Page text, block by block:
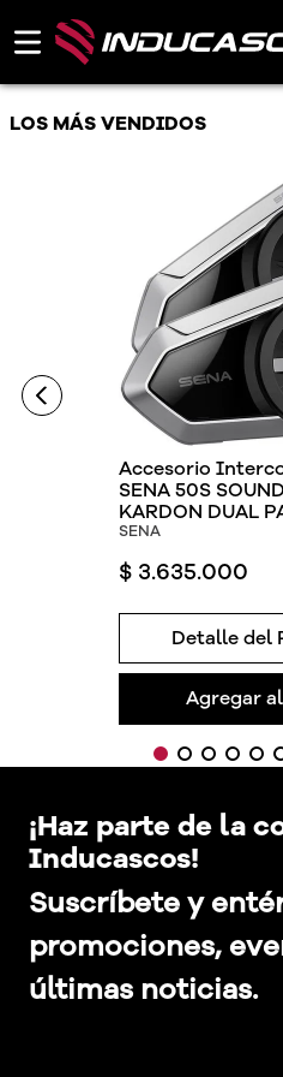
LOS MÁS VENDIDOS
Accesorio
SENA 50S
KARDON DUAL
SENA
$ 3.635.000
Detalle del
Agregar
¡Haz parte de la
Inducascos!
Suscríbete y
promociones,
últimas noticias.